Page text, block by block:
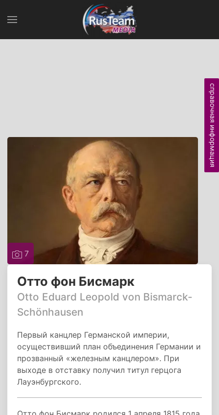
7
Отто фон Бисмарк
Otto Eduard Leopold von Bismarck-
Schönhausen
Первый канцлер Германской империи,
осуществивший план объединения Германии и
прозванный «железным канцлером». При
выходе в отставку получил титул герцога
Лауэнбургского.
справочная информация